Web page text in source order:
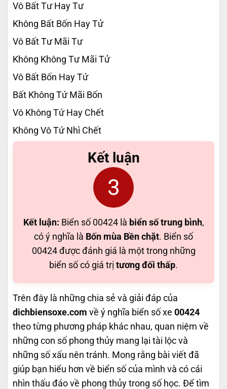
Vô Bất Tư Hay Tư
Không Bất Bốn Hay Tử
Vô Bất Tư Mãi Tư
Không Không Tư Mãi Tử
Vô Bất Bốn Hay Tứ
Bất Không Tứ Mãi Bốn
Vô Không Tứ Hay Chết
Không Vô Tứ Nhì Chết
Kết luận
3
Kết luận: Biển số 00424 là biển số trung bình,
có ý nghĩa là Bốn mùa Bền chặt. Biển số
00424 được đánh giá là một trong những
biển số có giá trị tương đối thấp.
Trên đây là những chia sẻ và giải đáp của
dichbiensoxe.com về ý nghĩa biển số xe 00424
theo từng phương pháp khác nhau, quan niệm về
những con số phong thủy mang lại tài lộc và
những số xấu nên tránh. Mong rằng bài viết đã
giúp bạn hiểu hơn về biển số của mình và có cái
nhìn thấu đáo về phong thủy trong số học. Để tìm